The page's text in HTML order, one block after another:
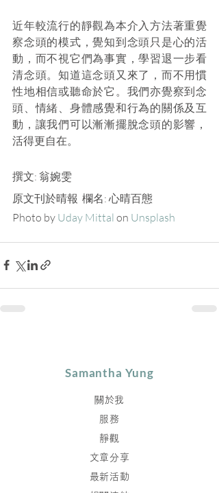
近年較流行的靜觀為本介入方法著重覺
察念頭的模式，覺知到念頭只是心的活
動，而不視它們為事實，學習退一步看
清念頭。知道這念頭又來了，而不用慣
性地相信或聽命於它。我們亦覺察到念
頭、情緒、身體感覺和行為的關係及互
動，讓我們可以漸漸擺脫念頭的影響，
活得更自在。
撰文: 翁婉雯
原文刊於晴報  欄名: 心晴百態
Photo by Uday Mittal on Unsplash
Samantha Yung
關於我
服務
靜觀
文章分享
最新活動